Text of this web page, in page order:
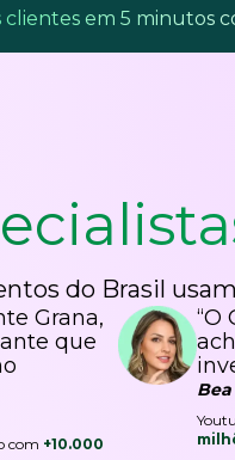
em 5 minutos
do Brasil
Grana,
que
com +10.000
“O